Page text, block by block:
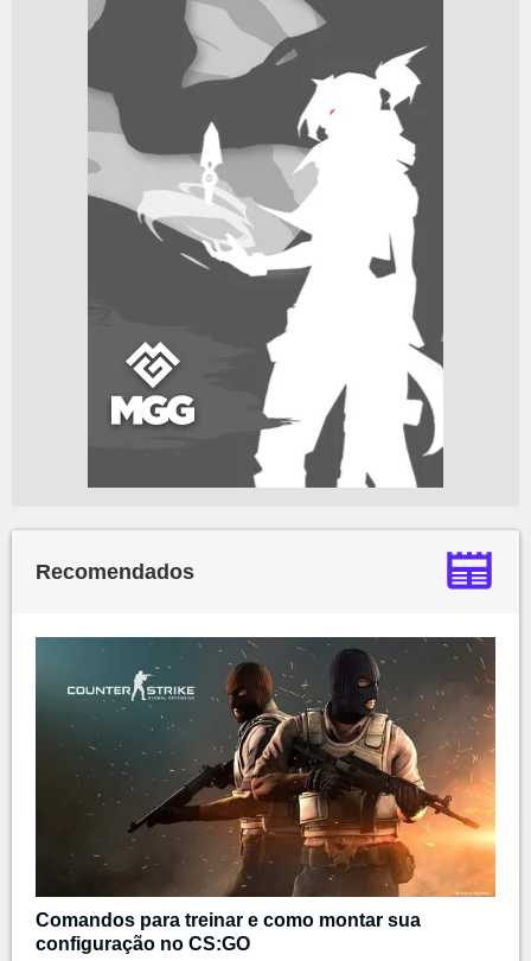
Recomendados
Comandos para treinar e como montar sua
configuração no CS:GO